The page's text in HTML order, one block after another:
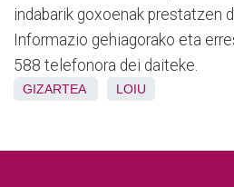
indabarik goxoenak prestatzen
Informazio gehiagorako eta
588 telefonora dei daiteke.
GIZARTEA LOIU